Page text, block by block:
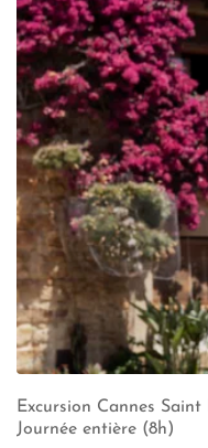
Excursion Cannes
Journée entière (8h)